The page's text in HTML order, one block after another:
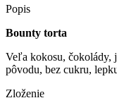
Popis
Bounty torta
Veľa kokosu, čokolády,
pôvodu, bez cukru,
Zloženie